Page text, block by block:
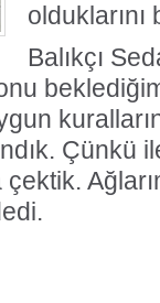
olduklarını
Balıkçı
Çünkü